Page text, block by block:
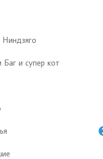
Ниндзяго
Баг и супер кот